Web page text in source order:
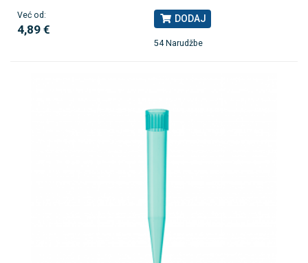
Već od:
4,89 €
DODAJ
54 Narudžbe